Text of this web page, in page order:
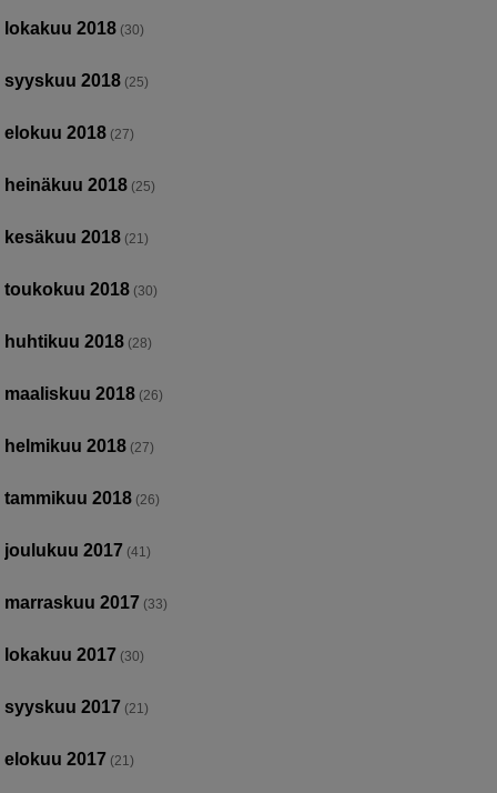
lokakuu 2018 (30)
syyskuu 2018 (25)
elokuu 2018 (27)
heinäkuu 2018 (25)
kesäkuu 2018 (21)
toukokuu 2018 (30)
huhtikuu 2018 (28)
maaliskuu 2018 (26)
helmikuu 2018 (27)
tammikuu 2018 (26)
joulukuu 2017 (41)
marraskuu 2017 (33)
lokakuu 2017 (30)
syyskuu 2017 (21)
elokuu 2017 (21)